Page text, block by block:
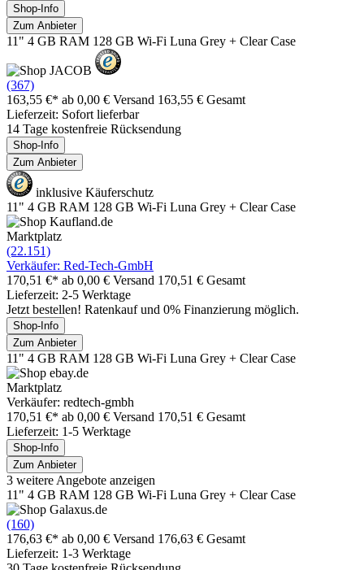
Shop-Info
Zum Anbieter
11" 4 GB RAM 128 GB Wi-Fi Luna Grey + Clear Case
(367)
163,55 €* ab 0,00 € Versand 163,55 € Gesamt
Lieferzeit: Sofort lieferbar
14 Tage kostenfreie Rücksendung
Shop-Info
Zum Anbieter
inklusive Käuferschutz
11" 4 GB RAM 128 GB Wi-Fi Luna Grey + Clear Case
Marktplatz
(22.151)
Verkäufer: Red-Tech-GmbH
170,51 €* ab 0,00 € Versand 170,51 € Gesamt
Lieferzeit: 2-5 Werktage
Jetzt bestellen! Ratenkauf und 0% Finanzierung möglich.
Shop-Info
Zum Anbieter
11" 4 GB RAM 128 GB Wi-Fi Luna Grey + Clear Case
Marktplatz
Verkäufer: redtech-gmbh
170,51 €* ab 0,00 € Versand 170,51 € Gesamt
Lieferzeit: 1-5 Werktage
Shop-Info
Zum Anbieter
3 weitere Angebote anzeigen
11" 4 GB RAM 128 GB Wi-Fi Luna Grey + Clear Case
(160)
176,63 €* ab 0,00 € Versand 176,63 € Gesamt
Lieferzeit: 1-3 Werktage